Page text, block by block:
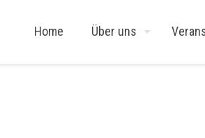
Home Über uns